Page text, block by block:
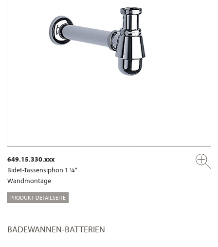
649.15.330.xxx
Bidet-Tassensiphon 1 ¼“
Wandmontage
PRODUKT-DETAILSEITE
BADEWANNEN-BATTERIEN